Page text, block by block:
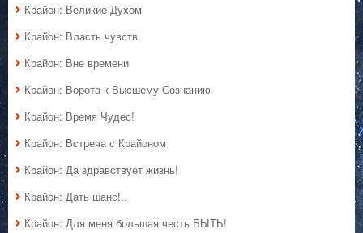
Крайон: Великие Духом
Крайон: Власть чувств
Крайон: Вне времени
Крайон: Ворота к Высшему Сознанию
Крайон: Время Чудес!
Крайон: Встреча с Крайоном
Крайон: Да здравствует жизнь!
Крайон: Дать шанс!..
Крайон: Для меня большая честь БЫТЬ!